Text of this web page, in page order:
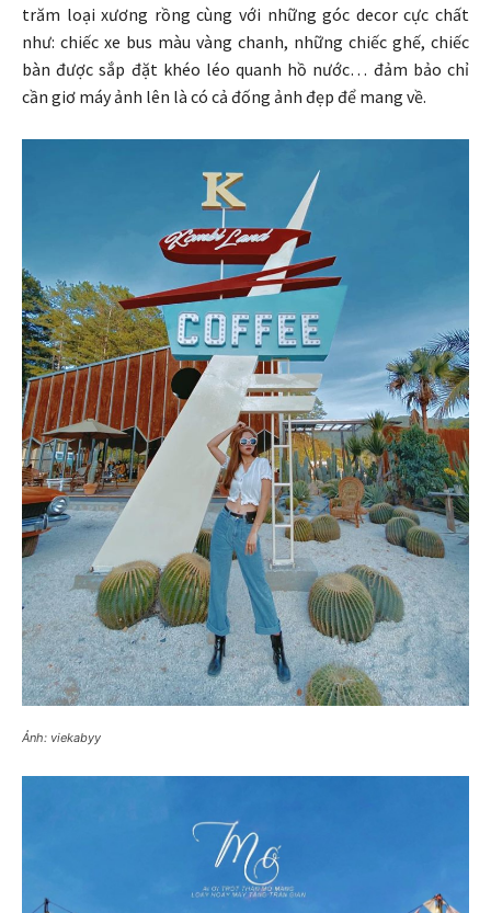
trăm loại xương rồng cùng với những góc decor cực chất
như: chiếc xe bus màu vàng chanh, những chiếc ghế, chiếc
bàn được sắp đặt khéo léo quanh hồ nước… đảm bảo chỉ
cần giơ máy ảnh lên là có cả đống ảnh đẹp để mang về.
Ảnh: viekabyy